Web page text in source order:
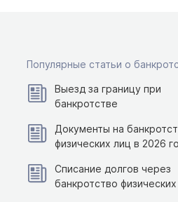
Популярные статьи о
Выезд за границу при
банкротстве
Документы на
физических лиц в 2026
Списание долгов через
банкротство